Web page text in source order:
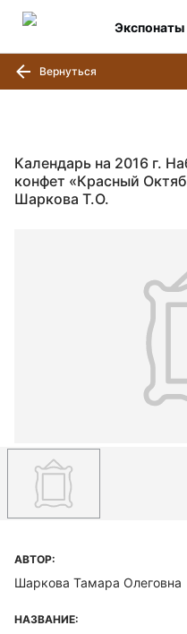
Экспонаты
Вернуться
Календарь на 2016 г.
конфет «Красный
Шаркова Т.О.
АВТОР:
Шаркова Тамара Олеговна
НАЗВАНИЕ: